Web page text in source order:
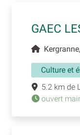
GAEC
Culture et
5.2 km de
ouvert